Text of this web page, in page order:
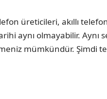
üreticileri, akıllı
aynı olmayabilir.
mümkündür. Şimdi